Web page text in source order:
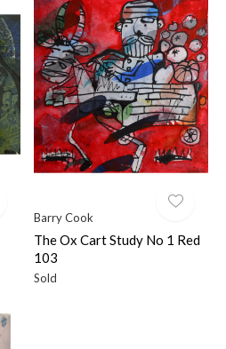
Barry Cook
The Ox Cart Study No 1 Red
103
Sold